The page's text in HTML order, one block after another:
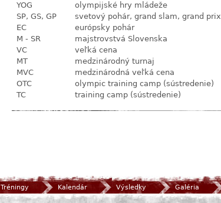
YOG
olympijské hry mládeže
SP, GS, GP
svetový pohár, grand slam, grand prix
EC
európsky pohár
M - SR
majstrovstvá Slovenska
VC
veľká cena
MT
medzinárodný turnaj
MVC
medzinárodná veľká cena
OTC
olympic training camp (sústredenie)
TC
training camp (sústredenie)
Tréningy Kalendár Výsledky Galéria